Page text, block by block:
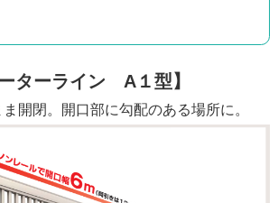
ーターライン A１型】
開閉。開口部に勾配のある場所に。